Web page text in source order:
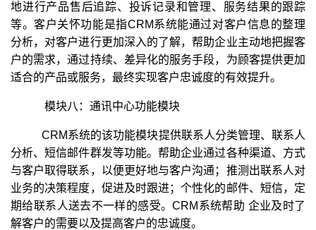
地进行产品售后追踪、投诉记录和管理、服务结果的跟踪
等。客户关怀功能是指CRM系统能通过对客户信息的整理
分析，对客户进行更加深入的了解，帮助企业主动地把握客
户的需求，通过持续、差异化的服务手段，为顾客提供更加
适合的产品或服务，最终实现客户忠诚度的有效提升。
模块八：通讯中心功能模块
CRM系统的该功能模块提供联系人分类管理、联系人
分析、短信邮件群发等功能。帮助企业通过各种渠道、方式
与客户取得联系，以便更好地与客户沟通；推测出联系人对
业务的决策程度，促进及时跟进；个性化的邮件、短信，定
期给联系人送去不一样的感受。CRM系统帮助 企业及时了
解客户的需要以及提高客户的忠诚度。